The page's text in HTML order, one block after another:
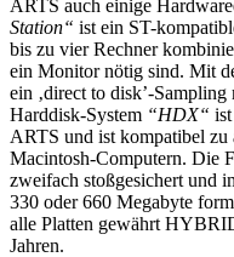
ARTS auch einige
Station“ ist ein ST-
bis zu vier Rechner
ein Monitor nötig sind. Mit
ein ‚direct to disk’-
Harddisk-System “HDX“
ARTS und ist kompatibel
Macintosh-Computern. Die
zweifach stoßgesichert und
330 oder 660 Megabyte
alle Platten gewährt
Jahren.